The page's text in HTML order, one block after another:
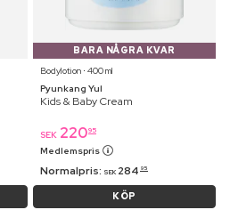
BARA NÅGRA KVAR
Bodylotion ⋅ 400 ml
Pyunkang Yul
Kids & Baby Cream
SEK 22095
Medlemspris
Normalpris: SEK 284 95
KÖP